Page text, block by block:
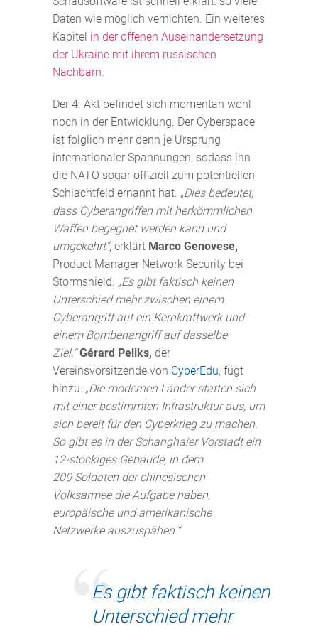
Daten wie möglich vernichten. Ein weiteres
Kapitel in der offenen Auseinandersetzung
der Ukraine mit ihrem russischen
Nachbarn.
Der 4. Akt befindet sich momentan wohl
noch in der Entwicklung. Der Cyberspace
ist folglich mehr denn je Ursprung
internationaler Spannungen, sodass ihn
die NATO sogar offiziell zum potentiellen
Schlachtfeld ernannt hat. „Dies bedeutet,
dass Cyberangriffen mit herkömmlichen
Waffen begegnet werden kann und
umgekehrt“, erklärt Marco Genovese,
Product Manager Network Security bei
Stormshield. „Es gibt faktisch keinen
Unterschied mehr zwischen einem
Cyberangriff auf ein Kernkraftwerk und
einem Bombenangriff auf dasselbe
Ziel.“ Gérard Peliks, der
Vereinsvorsitzende von CyberEdu, fügt
hinzu: „Die modernen Länder statten sich
mit einer bestimmten Infrastruktur aus, um
sich bereit für den Cyberkrieg zu machen.
So gibt es in der Schanghaier Vorstadt ein
12-stöckiges Gebäude, in dem
200 Soldaten der chinesischen
Volksarmee die Aufgabe haben,
europäische und amerikanische
Netzwerke auszuspähen.“
Es gibt faktisch keinen
Unterschied mehr